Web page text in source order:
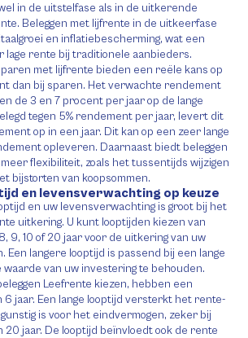
in de uitstelfase als in de uitkerende
Beleggen met lijfrente in de uitkeerfase
en inflatiebescherming, wat een
lage rente bij traditionele aanbieders.
met lijfrente bieden een reële kans op
dan bij sparen. Het verwachte rendement
de 3 en 7 procent per jaar op de lange
tegen 5% rendement per jaar, levert dit
op in een jaar. Dit kan op een zeer lange
opleveren. Daarnaast biedt beleggen
flexibiliteit, zoals het tussentijds wijzigen
bijstorten van koopsommen.
en levensverwachting op keuze
en uw levensverwachting is groot bij het
uitkering. U kunt looptijden kiezen van
9, 10 of 20 jaar voor de uitkering van uw
Een langere looptijd is passend bij een lange
waarde van uw investering te behouden.
Leefrente kiezen, hebben een
6 jaar. Een lange looptijd versterkt het rente-
is voor het eindvermogen, zeker bij
20 jaar. De looptijd beïnvloedt ook de rente